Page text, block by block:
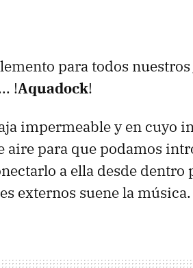
para todos nuestros
!Aquadock!
impermeable y en cuyo
aire para que podamos
a ella desde dentro
externos suene la música.